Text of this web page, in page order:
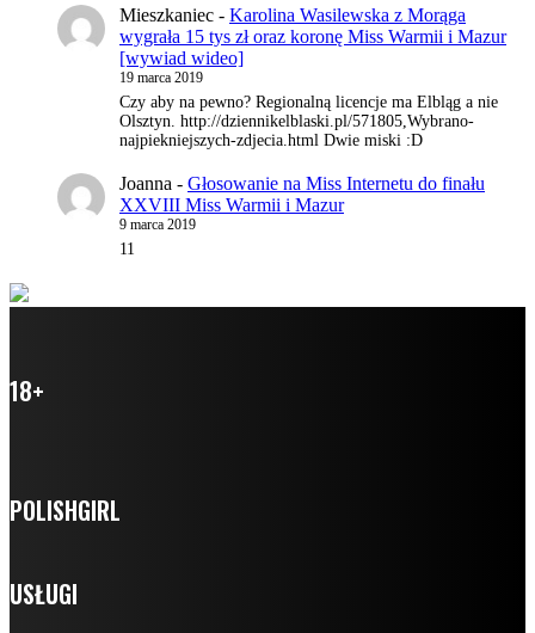
Mieszkaniec - Karolina Wasilewska z Morąga
wygrała 15 tys zł oraz koronę Miss Warmii i Mazur
[wywiad wideo]
19 marca 2019
Czy aby na pewno? Regionalną licencje ma Elbląg a nie
Olsztyn. http://dziennikelblaski.pl/571805,Wybrano-
najpiekniejszych-zdjecia.html Dwie miski :D
Joanna - Głosowanie na Miss Internetu do finału
XXVIII Miss Warmii i Mazur
9 marca 2019
11
18+
POLISHGIRL
USŁUGI